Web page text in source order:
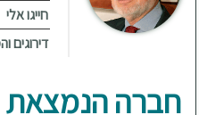
חייגו אלי
דירוגים
חברה הנמצאת